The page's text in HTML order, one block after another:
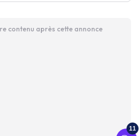
contenu après cette annonce
11